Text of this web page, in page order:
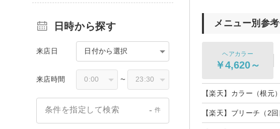
メニュー別参
ヘアカラー
￥4,620～
【楽天】カラー（根元）
【楽天】ブリーチ（2
日時から探す
来店日 日付から選択
来店時間 〜
条件を指定して検索 - 件